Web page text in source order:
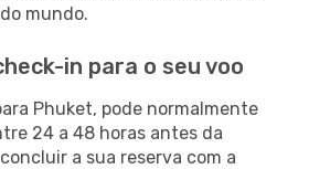
mundo.
in para o seu voo
Phuket, pode normalmente
24 a 48 horas antes da
a sua reserva com a